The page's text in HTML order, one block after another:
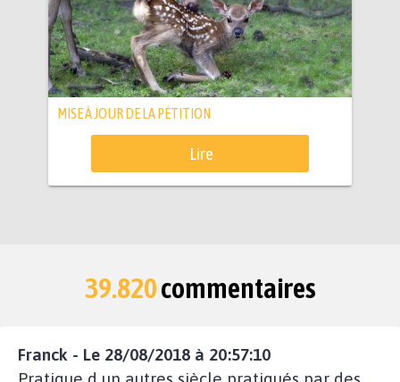
MISE À JOUR DE LA PÉTITION
Lire
39.820commentaires
Franck - Le 28/08/2018 à 20:57:10